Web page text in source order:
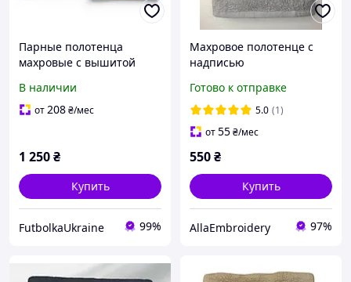
Парные полотенца
махровые с вышитой
Крестному/Крестный"
шоколад/ карамель
В наличии
от208₴/мес
1 250₴
Купить
FutbolkaUkraine 99%
Махровое полотенце с
надписью
Готово к отправке
5.0 (1)
от55₴/мес
550₴
Купить
AllaEmbroidery 97%